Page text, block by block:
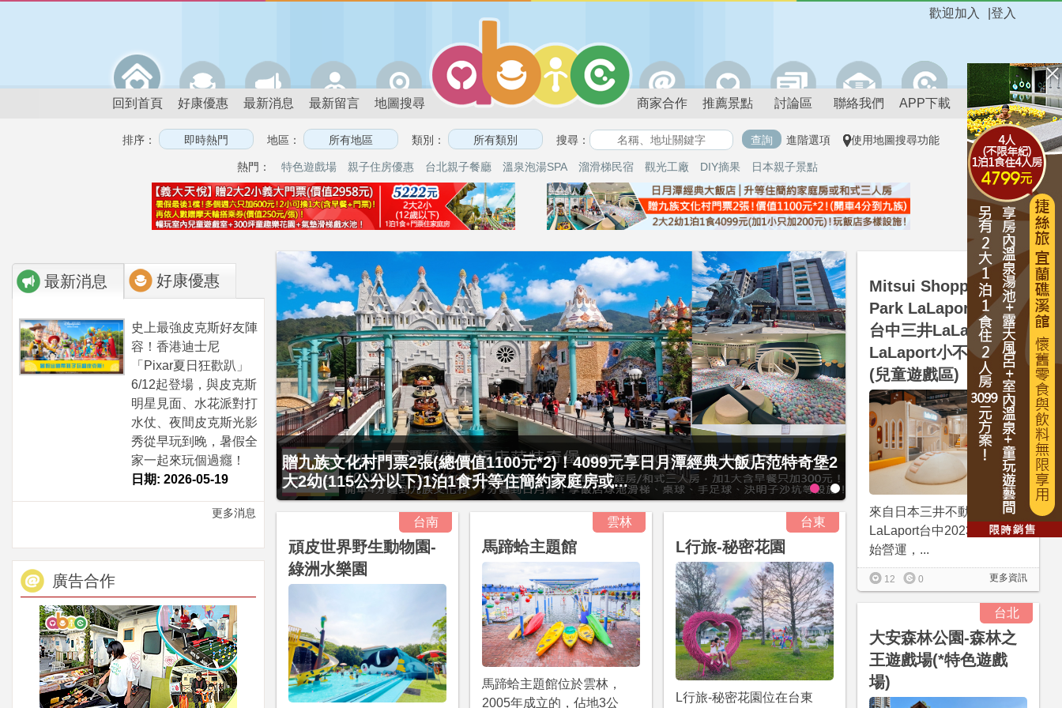
登入
歡迎加入
回到首頁 好康優惠 最新消息 最新留言 地圖搜尋 商家合作 推薦景點 討論區 聯絡我們 APP下載
排序： 地區： 類別： 搜尋： 進階選項 使用地圖搜尋功能
熱門： 特色遊戲場 親子住房優惠 台北親子餐廳 溫泉泡湯SPA 溜滑梯民宿 觀光工廠 DIY摘果 日本親子景點
最新消息 好康優惠
史上最強皮克斯好友陣
容！香港迪士尼
「Pixar夏日狂歡趴」
6/12起登場，與皮克斯
明星見面、水花派對打
水仗、夜間皮克斯光影
秀從早玩到晚，暑假全
家一起來玩個過癮！
日期: 2026-05-19
更多消息
廣告合作
贈九族文化村門票2張(總價值1100元*2)！4099元享日月潭經典大飯店范特奇堡2
大2幼(115公分以下)1泊1食升等住簡約家庭房或...
捷絲旅-宜蘭礁溪館3099元
住4人房！享房內大型溫泉
台中
Mitsui Shopping
Park LaLaport 台中-
台中三井LaLaport-
LaLaport小不點山丘
(兒童遊戲區)
來自日本三井不動產的日系
LaLaport台中2023/04/27開
始營運，...
更多資訊
12 0
台南
頑皮世界野生動物園-
綠洲水樂園
雲林
馬蹄蛤主題館
馬蹄蛤主題館位於雲林，
2005年成立的，佔地3公
台東
L行旅-秘密花園
L行旅-秘密花園位在台東
台北
大安森林公園-森林之
王遊戲場(*特色遊戲
場)